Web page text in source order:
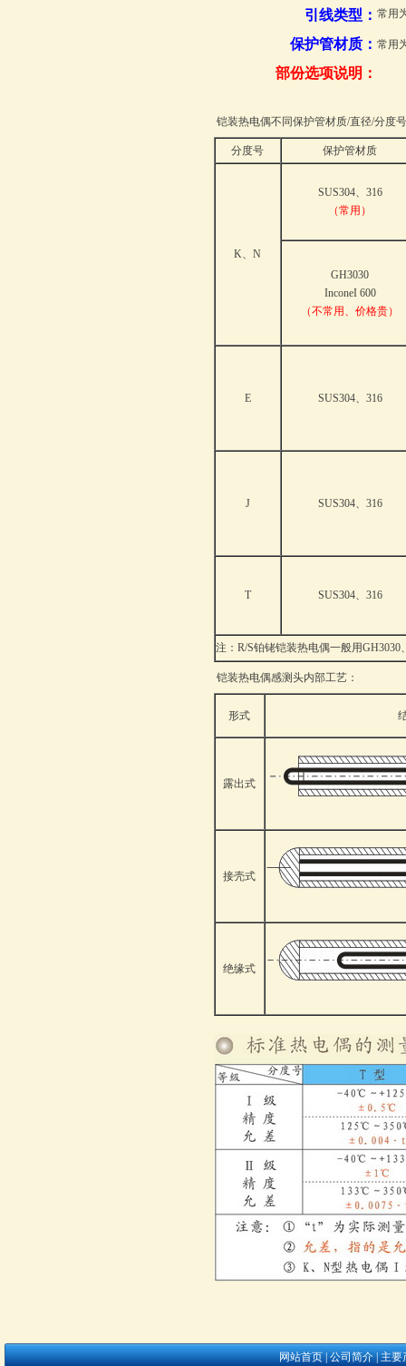
引线类型： 常用
保护管材质： 常用
部份选项说明：
铠装热电偶不同保护管材质/直径/分度
分度号 保护管材质
K、N
SUS304、316
（常用）
GH3030
InconeI 600
（不常用、价格贵）
E SUS304、316
J SUS304、316
T SUS304、316
注：R/S铂铑铠装热电偶一般用GH3030
铠装热电偶感测头内部工艺：
形式
露出式
接壳式
绝缘式
网站首页|公司简介|主要